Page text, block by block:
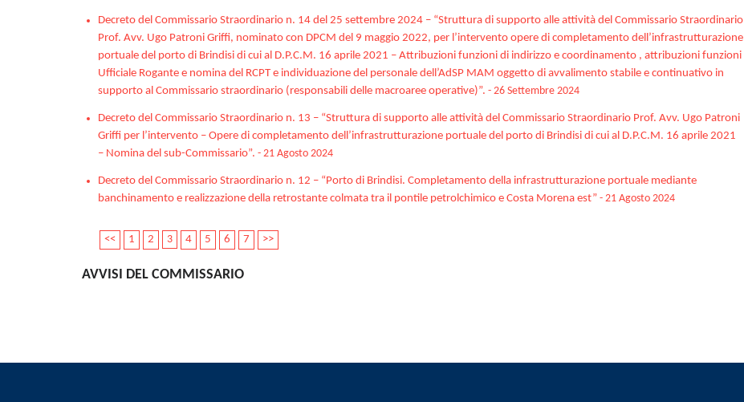
Decreto del Commissario Straordinario n. 14 del 25 settembre 2024 – “Struttura di supporto alle attività del Commissario Straordinario
Prof. Avv. Ugo Patroni Griffi, nominato con DPCM del 9 maggio 2022, per l’intervento opere di completamento dell’infrastrutturazione
portuale del porto di Brindisi di cui al D.P.C.M. 16 aprile 2021 – Attribuzioni funzioni di indirizzo e coordinamento , attribuzioni funzioni
Ufficiale Rogante e nomina del RCPT e individuazione del personale dell’AdSP MAM oggetto di avvalimento stabile e continuativo in
supporto al Commissario straordinario (responsabili delle macroaree operative)”. - 26 Settembre 2024
Decreto del Commissario Straordinario n. 13 – “Struttura di supporto alle attività del Commissario Straordinario Prof. Avv. Ugo Patroni
Griffi per l’intervento – Opere di completamento dell’infrastrutturazione portuale del porto di Brindisi di cui al D.P.C.M. 16 aprile 2021
– Nomina del sub-Commissario”. - 21 Agosto 2024
Decreto del Commissario Straordinario n. 12 – “Porto di Brindisi. Completamento della infrastrutturazione portuale mediante
banchinamento e realizzazione della retrostante colmata tra il pontile petrolchimico e Costa Morena est” - 21 Agosto 2024
<< 1 2 3 4 5 6 7 >>
AVVISI DEL COMMISSARIO